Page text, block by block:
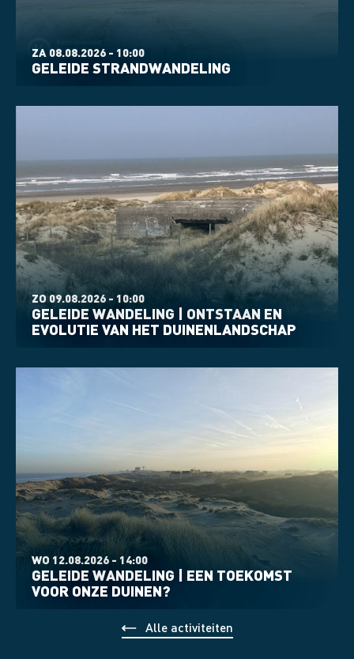
ZA 08.08.2026 - 10:00
GELEIDE STRANDWANDELING
ZO 09.08.2026 - 10:00
GELEIDE WANDELING | ONTSTAAN EN
EVOLUTIE VAN HET DUINENLANDSCHAP
WO 12.08.2026 - 14:00
GELEIDE WANDELING | EEN TOEKOMST
VOOR ONZE DUINEN?
Alle activiteiten